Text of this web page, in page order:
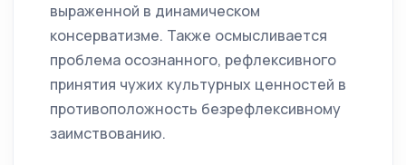
выраженной в динамическом
консерватизме. Также осмысливается
проблема осознанного, рефлексивного
принятия чужих культурных ценностей в
противоположность безрефлексивному
заимствованию.